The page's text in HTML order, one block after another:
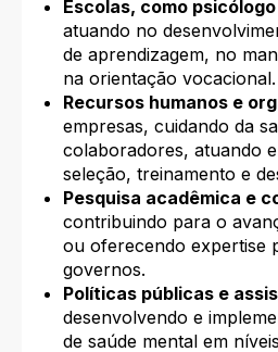
Escolas, como
atuando no
de aprendizagem, no
na orientação vocacional.
Recursos humanos e
empresas, cuidando da
colaboradores, atuando
seleção, treinamento e
Pesquisa acadêmica e
contribuindo para o
ou oferecendo expertise
governos.
Políticas públicas e
desenvolvendo e
de saúde mental em